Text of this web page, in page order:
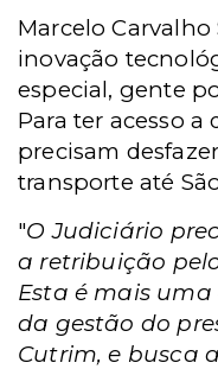
Marcelo
inovação
especial, gente
Para ter acesso
precisam
transporte até
"O Judiciário
a retribuição
Esta é mais
da gestão do
Cutrim, e busca